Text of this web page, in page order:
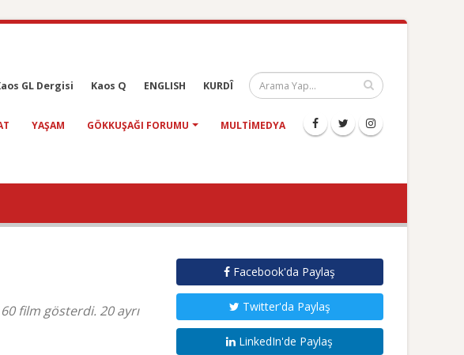
GL Dergisi Kaos Q ENGLISH KURDÎ
YAŞAM GÖKKUŞAĞI FORUMU MULTIMEDYA
film gösterdi. 20 ayrı
Facebook'da Paylaş
Twitter'da Paylaş
LinkedIn'de Paylaş